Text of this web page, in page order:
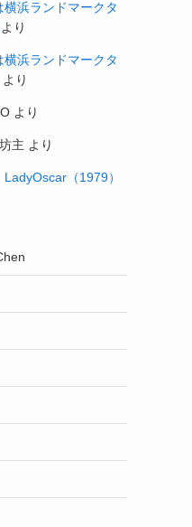
横浜ランドマークタ
より
横浜ランドマークタ
より
より
主 より
（1979）